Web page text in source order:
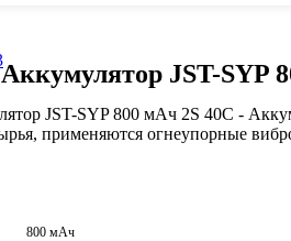
JST-SYP
JST-SYP 800 мАч 2S 40C -
применяются огнеупорные
800 мАч